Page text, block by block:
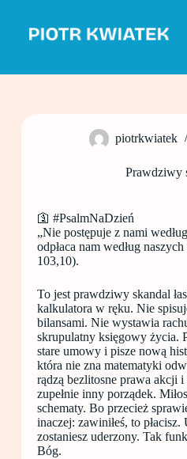
j
piotrkwiatek
Prawdziwy
🛐 #PsalmNaDzień
„Nie postępuje z nami
odpłaca nam według
103,10).
To jest prawdziwy skandal
kalkulatora w ręku. Nie
bilansami. Nie wystawia
skrupulatny księgowy życia.
stare umowy i pisze nową
która nie zna matematyki
rądzą bezlitosne prawa akcji
zupełnie inny porządek.
schematy. Bo przecież
inaczej: zawiniłeś, to płacisz.
zostaniesz uderzony. Tak
Bóg.